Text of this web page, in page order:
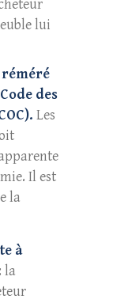
lui
réméré
des
Les
Il est
la
à
la